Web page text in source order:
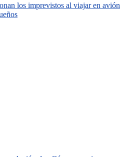
los imprevistos al viajar en avión